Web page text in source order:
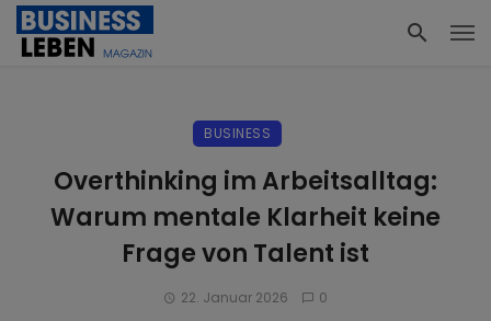
BUSINESS
Overthinking im Arbeitsalltag:
Warum mentale Klarheit keine
Frage von Talent ist
22. Januar 2026 0